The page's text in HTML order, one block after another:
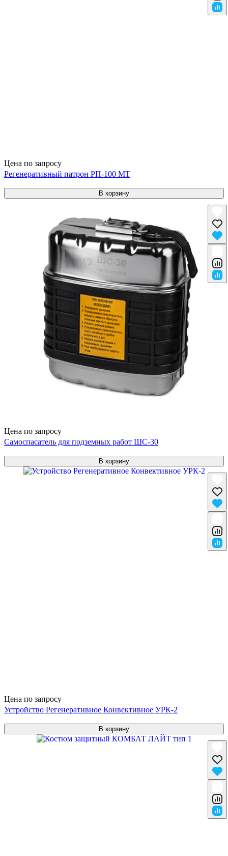
Цена по запросу
Регенеративный патрон РП-100 МТ
В корзину
Цена по запросу
Самоспасатель для подземных работ ШС-30
В корзину
Цена по запросу
Устройство Регенеративное Конвективное УРК-2
В корзину